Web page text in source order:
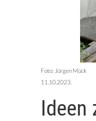
Foto: Jürgen Mück
11.10.2023.
Ideen